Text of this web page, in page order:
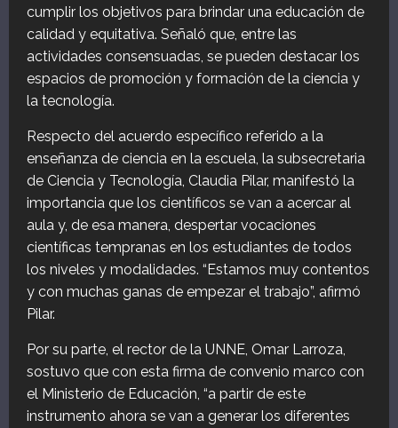
cumplir los objetivos para brindar una educación de
calidad y equitativa. Señaló que, entre las
actividades consensuadas, se pueden destacar los
espacios de promoción y formación de la ciencia y
la tecnología.
Respecto del acuerdo específico referido a la
enseñanza de ciencia en la escuela, la subsecretaria
de Ciencia y Tecnología, Claudia Pilar, manifestó la
importancia que los científicos se van a acercar al
aula y, de esa manera, despertar vocaciones
científicas tempranas en los estudiantes de todos
los niveles y modalidades. “Estamos muy contentos
y con muchas ganas de empezar el trabajo”, afirmó
Pilar.
Por su parte, el rector de la UNNE, Omar Larroza,
sostuvo que con esta firma de convenio marco con
el Ministerio de Educación, “a partir de este
instrumento ahora se van a generar los diferentes